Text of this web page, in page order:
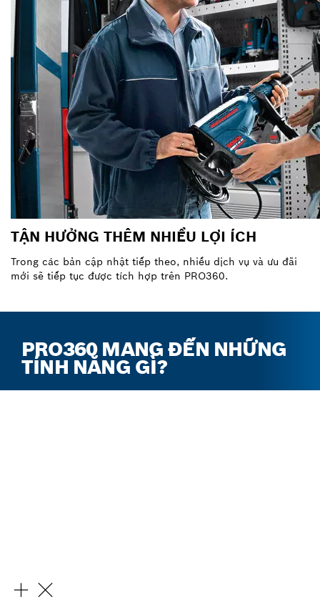
TẬN HƯỞNG THÊM NHIỀU LỢI ÍCH
Trong các bản cập nhật tiếp theo, nhiều dịch vụ và ưu đãi
mới sẽ tiếp tục được tích hợp trên PRO360.
PRO360 MANG ĐẾN NHỮNG
TÍNH NĂNG GÌ?